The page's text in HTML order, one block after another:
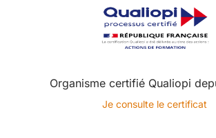
Organisme certifié Qualiopi
Je consulte le certificat